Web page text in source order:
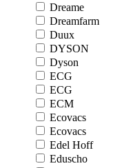
Dreame
Dreamfarm
Duux
DYSON
Dyson
ECG
ECG
ECM
Ecovacs
Ecovacs
Edel Hoff
Eduscho